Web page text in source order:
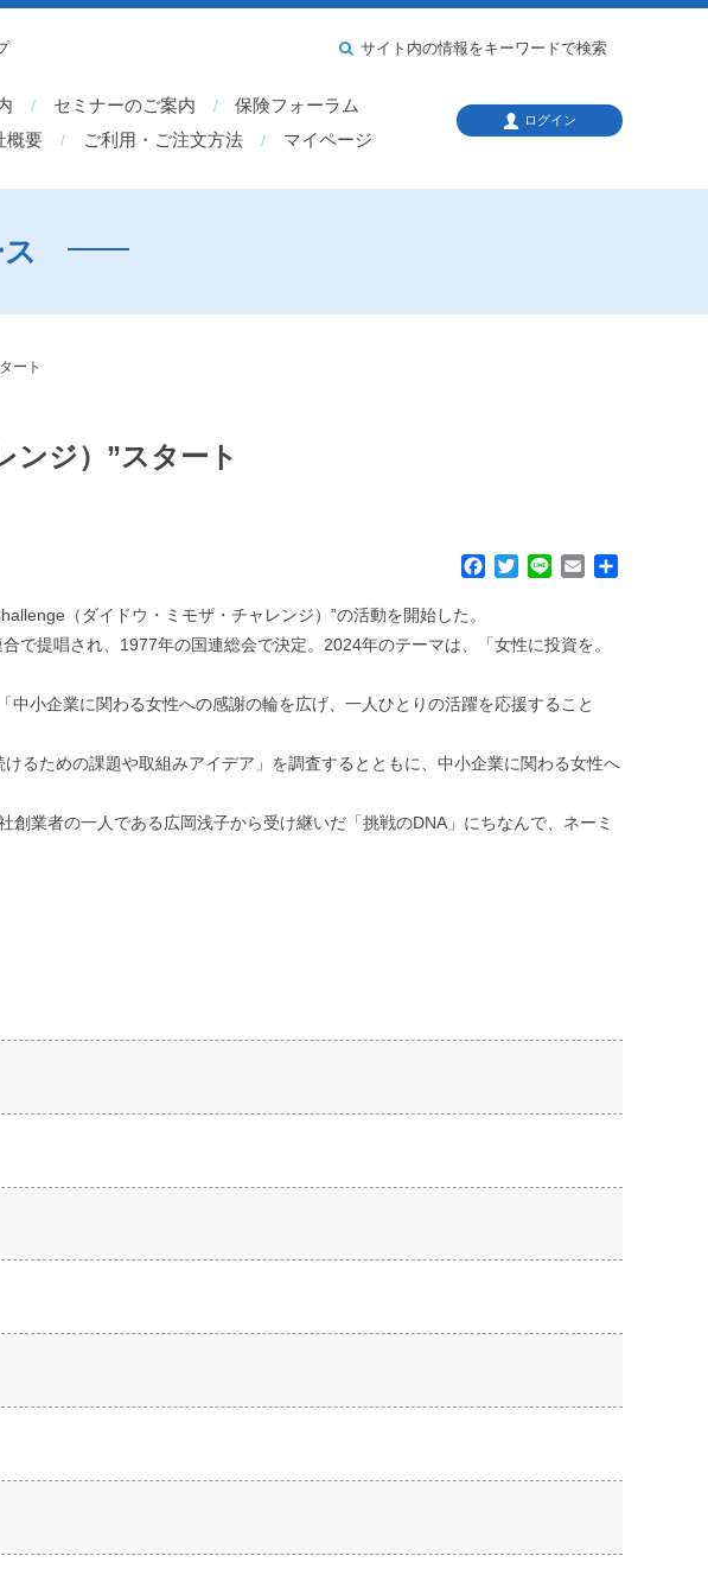
セミナーのご案内
保険フォーラム
概要 ご利用・ご注文方法
マイページ
サイト内の情報をキーワードで検索
ログイン
ート
ンジ）”スタート
e
o
t
r
e
i
l
（ダイドウ・ミモザ・チャレンジ）”の活動を開始した。
提唱され、1977年の国連総会で決定。2024年のテーマは、「女性に投資を。
小企業に関わる女性への感謝の輪を広げ、一人ひとりの活躍を応援すること
るための課題や取組みアイデア」を調査するとともに、中小企業に関わる女性へ
業者の一人である広岡浅子から受け継いだ「挑戦のDNA」にちなんで、ネーミ